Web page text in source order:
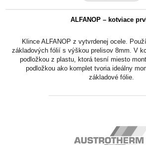
ALFANOP – kotviace
Klince ALFANOP z vytvrdenej ocele.
základových fólií s výškou prelisov 8mm. V
podložkou z plastu, ktorá tesní miesto
podložkou ako komplet tvoria ideálny
základové fólie.